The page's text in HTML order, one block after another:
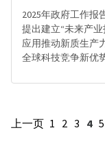
2025年政府工作报
提出建立“未来产
应用推动新质生产
全球科技竞争新优
松北京亦庄举办
决的技术短板更加
上一页 1 2 3 4 5